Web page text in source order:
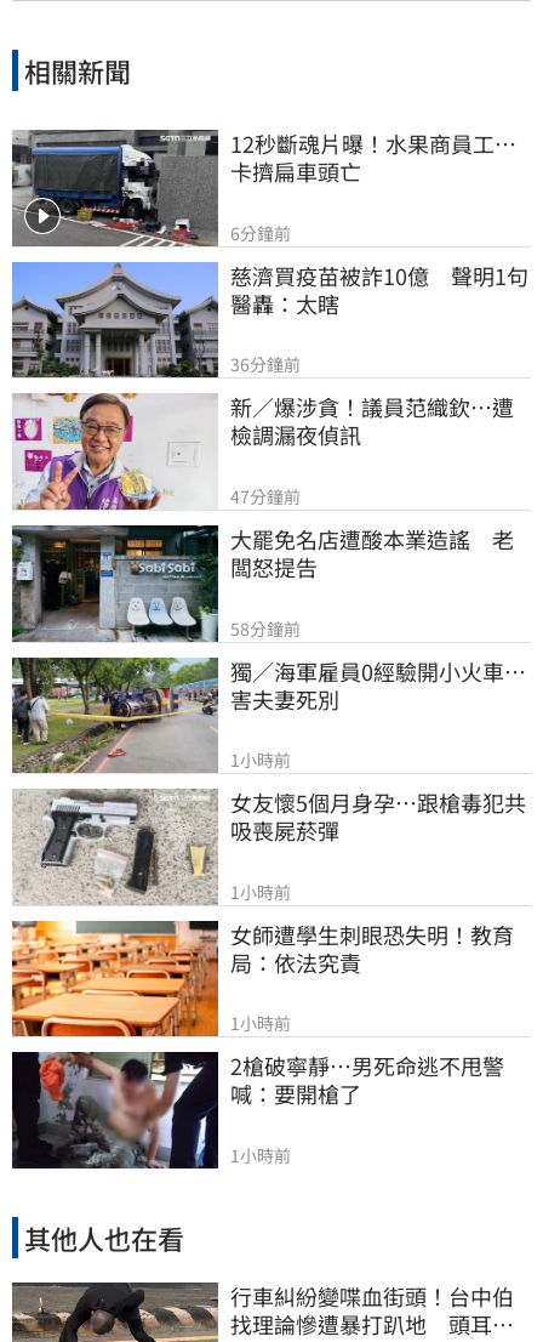
相關新聞
12秒斷魂片曝！水果商員工…
卡擠扁車頭亡
6分鐘前
慈濟買疫苗被詐10億　聲明1句
醫轟：太瞎
36分鐘前
新／爆涉貪！議員范織欽…遭
檢調漏夜偵訊
47分鐘前
大罷免名店遭酸本業造謠　老
闆怒提告
58分鐘前
獨／海軍雇員0經驗開小火車…
害夫妻死別
1小時前
女友懷5個月身孕…跟槍毒犯共
吸喪屍菸彈
1小時前
女師遭學生刺眼恐失明！教育
局：依法究責
1小時前
2槍破寧靜…男死命逃不甩警
喊：要開槍了
1小時前
其他人也在看
行車糾紛變喋血街頭！台中伯
找理論慘遭暴打趴地 頭耳出